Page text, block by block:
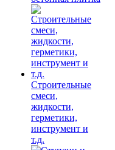
Строительные
смеси,
жидкости,
герметики,
инструмент и
т.д.